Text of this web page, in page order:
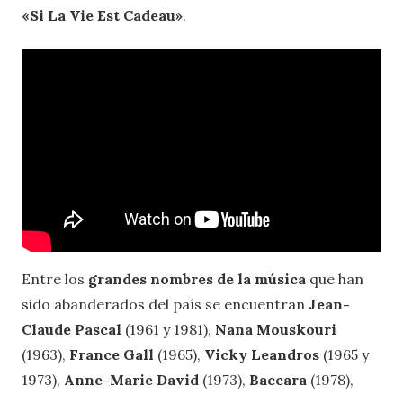
«Si La Vie Est Cadeau».
Entre los grandes nombres de la música que han
sido abanderados del país se encuentran Jean-
Claude Pascal (1961 y 1981), Nana Mouskouri
(1963), France Gall (1965), Vicky Leandros (1965 y
1973), Anne-Marie David (1973), Baccara (1978),